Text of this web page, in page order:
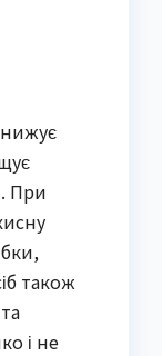
При
також
і не